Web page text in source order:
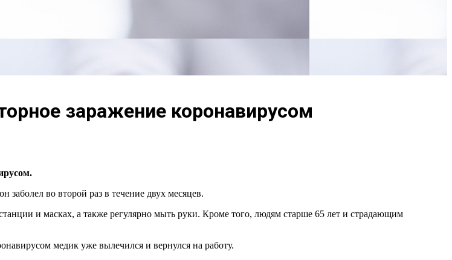
заражение коронавирусом
во второй раз в течение двух месяцев.
и масках, а также регулярно мыть руки. Кроме того, людям старше 65 лет и страдающим
медик уже вылечился и вернулся на работу.